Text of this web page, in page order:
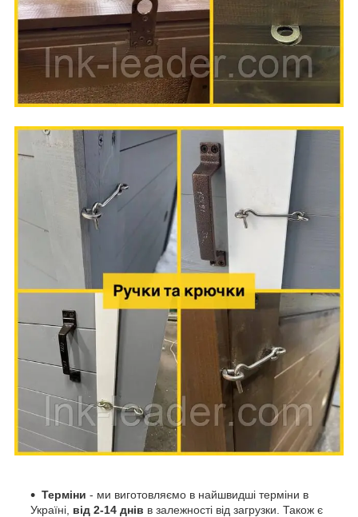
Терміни - ми виготовляємо в найшвидші терміни в
Україні, від 2-14 днів в залежності від загрузки. Також є